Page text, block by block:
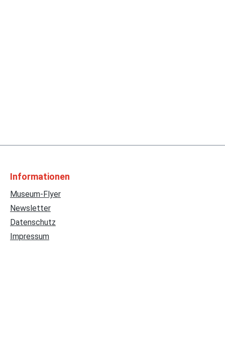
Informationen
Museum-Flyer
Newsletter
Datenschutz
Impressum